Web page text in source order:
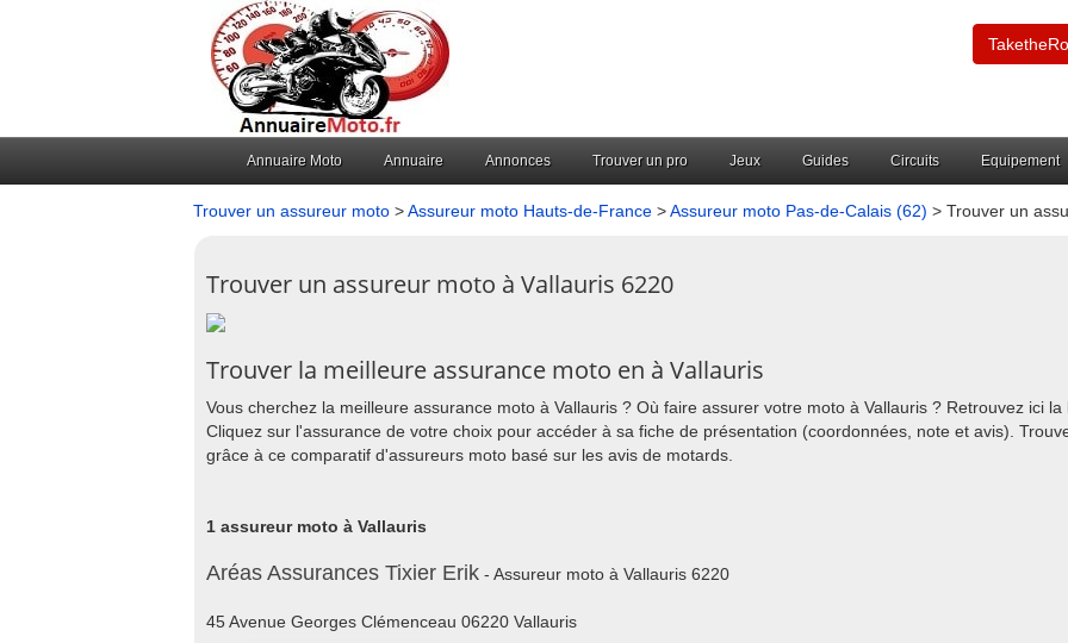
Annuaire Moto Annuaire Annonces Trouver un pro Jeux Guides Circuits Equipement
Trouver un assureur moto >Assureur moto Hauts-de-France >Assureur moto Pas-de-Calais (62) > Trouver un
Trouver un assureur moto à Vallauris 6220
Trouver la meilleure assurance moto en à Vallauris
Vous cherchez la meilleure assurance moto à Vallauris ? Où faire assurer votre moto à Vallauris ? Retrouvez ici la
Cliquez sur l'assurance de votre choix pour accéder à sa fiche de présentation (coordonnées, note et avis).
grâce à ce comparatif d'assureurs moto basé sur les avis de motards.
1 assureur moto à Vallauris
Aréas Assurances Tixier Erik - Assureur moto à Vallauris 6220
45 Avenue Georges Clémenceau 06220 Vallauris